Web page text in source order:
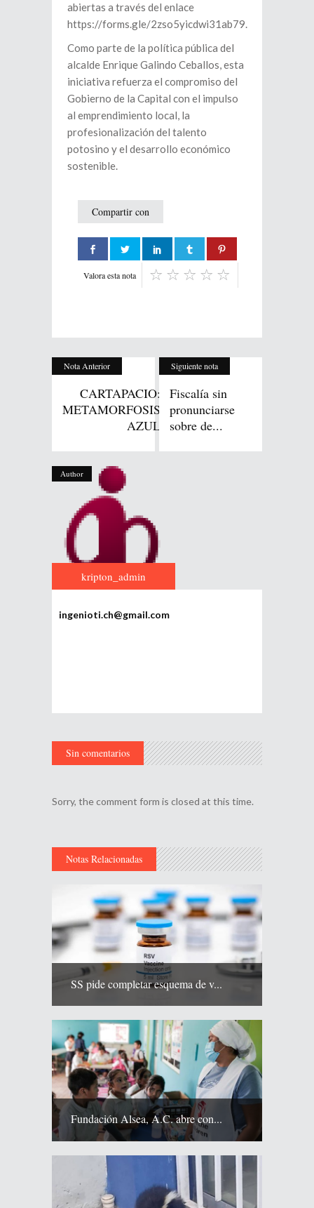
abiertas a través del enlace
https://forms.gle/2zso5yicdwi31ab79.
Como parte de la política pública del
alcalde Enrique Galindo Ceballos, esta
iniciativa refuerza el compromiso del
Gobierno de la Capital con el impulso
al emprendimiento local, la
profesionalización del talento
potosino y el desarrollo económico
sostenible.
Compartir con
Valora esta nota
Nota Anterior
CARTAPACIO:
METAMORFOSIS
AZUL
Siguiente nota
Fiscalía sin
pronunciarse
sobre de...
Author
kripton_admin
ingenioti.ch@gmail.com
Sin comentarios
Sorry, the comment form is closed at this time.
Notas Relacionadas
SS pide completar esquema de v...
Fundación Alsea, A.C. abre con...